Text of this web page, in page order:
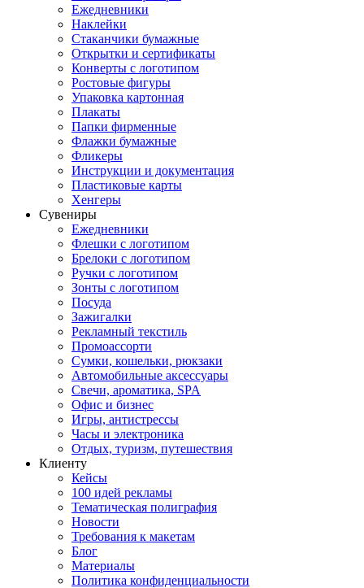
Ежедневники
Наклейки
Стаканчики бумажные
Открытки и сертификаты
Конверты с логотипом
Ростовые фигуры
Упаковка картонная
Плакаты
Папки фирменные
Флажки бумажные
Фликеры
Инструкции и документация
Пластиковые карты
Хенгеры
Сувениры
Ежедневники
Флешки с логотипом
Брелоки с логотипом
Ручки с логотипом
Зонты с логотипом
Посуда
Зажигалки
Рекламный текстиль
Промоассорти
Сумки, кошельки, рюкзаки
Автомобильные аксессуары
Свечи, ароматика, SPA
Офис и бизнес
Игры, антистрессы
Часы и электроника
Отдых, туризм, путешествия
Клиенту
Кейсы
100 идей рекламы
Тематическая полиграфия
Новости
Требования к макетам
Блог
Материалы
Политика конфиденциальности